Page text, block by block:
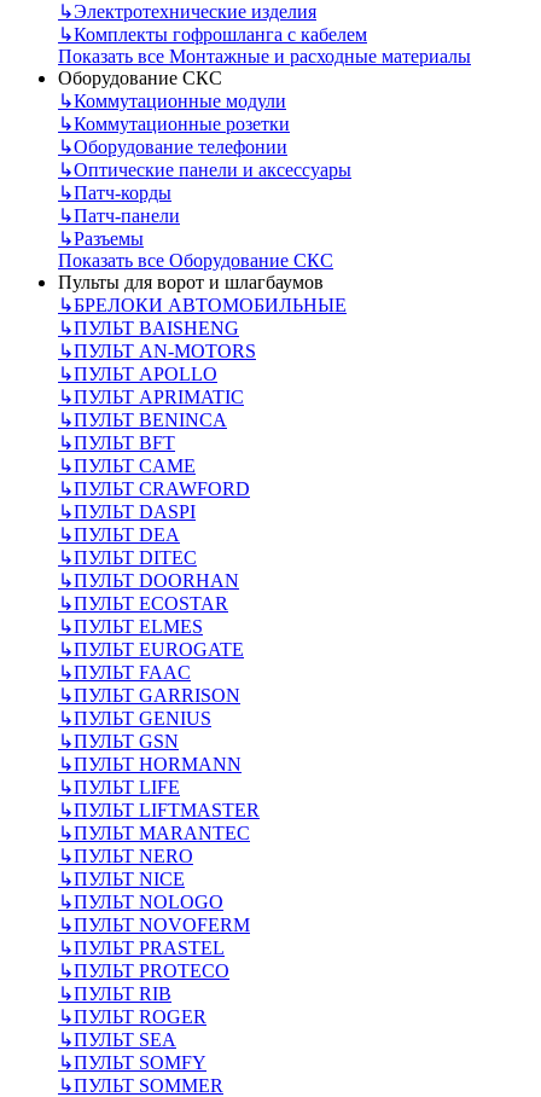
↳Электротехнические изделия
↳Комплекты гофрошланга с кабелем
Показать все Монтажные и расходные материалы
Оборудование СКС
↳Коммутационные модули
↳Коммутационные розетки
↳Оборудование телефонии
↳Оптические панели и аксессуары
↳Патч-корды
↳Патч-панели
↳Разъемы
Показать все Оборудование СКС
Пульты для ворот и шлагбаумов
↳БРЕЛОКИ АВТОМОБИЛЬНЫЕ
↳ПУЛЬТ BAISHENG
↳ПУЛЬТ AN-MOTORS
↳ПУЛЬТ APOLLO
↳ПУЛЬТ APRIMATIC
↳ПУЛЬТ BENINCA
↳ПУЛЬТ BFT
↳ПУЛЬТ CAME
↳ПУЛЬТ CRAWFORD
↳ПУЛЬТ DASPI
↳ПУЛЬТ DEA
↳ПУЛЬТ DITEC
↳ПУЛЬТ DOORHAN
↳ПУЛЬТ ECOSTAR
↳ПУЛЬТ ELMES
↳ПУЛЬТ EUROGATE
↳ПУЛЬТ FAAC
↳ПУЛЬТ GARRISON
↳ПУЛЬТ GENIUS
↳ПУЛЬТ GSN
↳ПУЛЬТ HORMANN
↳ПУЛЬТ LIFE
↳ПУЛЬТ LIFTMASTER
↳ПУЛЬТ MARANTEC
↳ПУЛЬТ NERO
↳ПУЛЬТ NICE
↳ПУЛЬТ NOLOGO
↳ПУЛЬТ NOVOFERM
↳ПУЛЬТ PRASTEL
↳ПУЛЬТ PROTECO
↳ПУЛЬТ RIB
↳ПУЛЬТ ROGER
↳ПУЛЬТ SEA
↳ПУЛЬТ SOMFY
↳ПУЛЬТ SOMMER